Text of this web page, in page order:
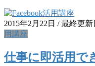
2015年2月22日 / 最終更新
用講座
仕事に即活用で